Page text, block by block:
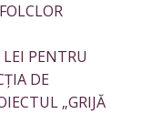
PENTRU
DE
„GRIJĂ